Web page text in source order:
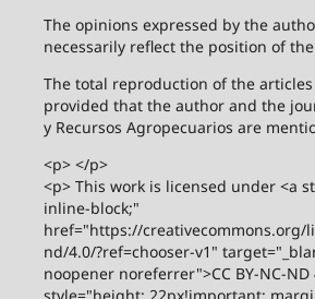
The opinions expressed by the
necessarily reflect the position of
The total reproduction of the
provided that the author and the
y Recursos Agropecuarios are
<p> </p>
<p> This work is licensed under <a
inline-block;"
href="https://creativecommons.org/
nd/4.0/?ref=chooser-v1"
noopener noreferrer">CC BY-NC-ND